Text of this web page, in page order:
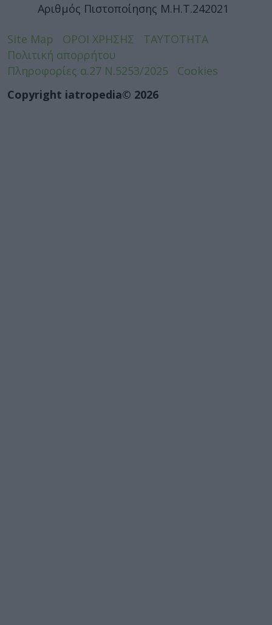
Αριθμός Πιστοποίησης Μ.Η.Τ.242021
Site Map ΟΡΟΙ ΧΡΗΣΗΣ
ΤΑΥΤΟΤΗΤΑ
Πολιτική απορρήτου
Πληροφορίες α.27 Ν.5253/2025
Cookies
Copyright iatropedia© 2026